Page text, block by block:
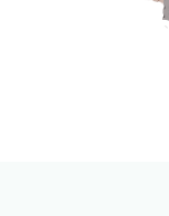
3D-